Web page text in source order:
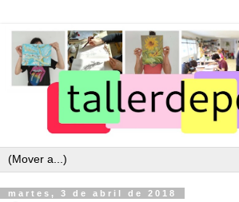
martes, 3 de abril de 2018